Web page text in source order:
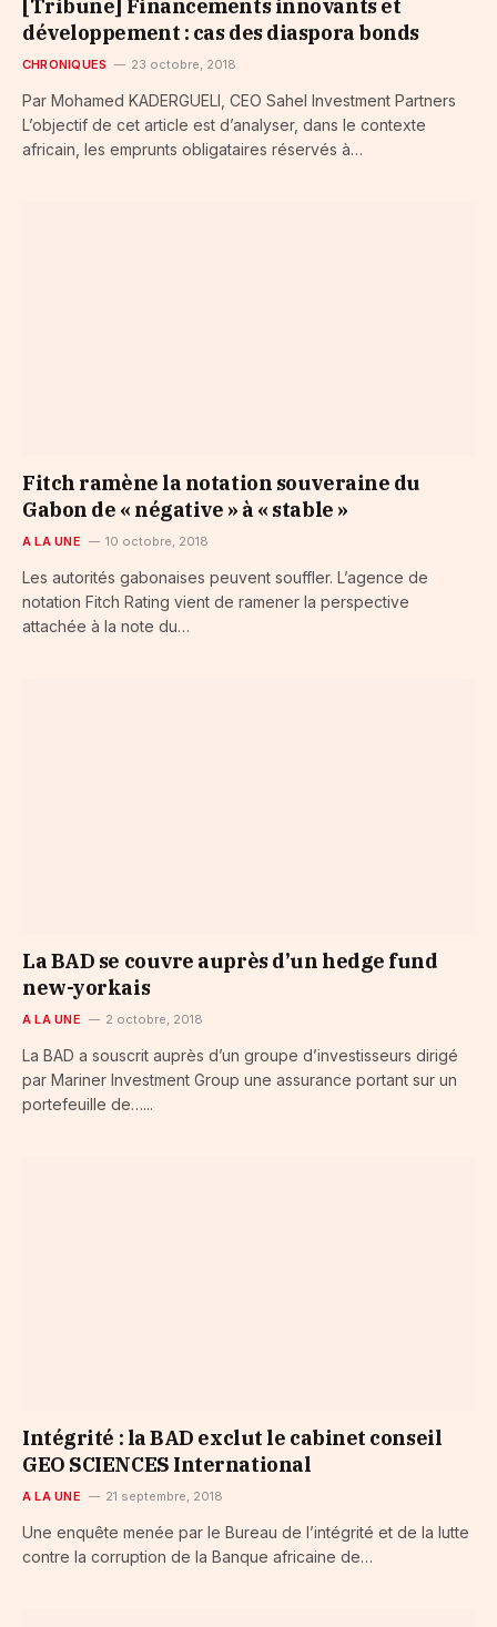
[Tribune] Financements innovants et
développement : cas des diaspora bonds
CHRONIQUES 23 octobre, 2018
Par Mohamed KADERGUELI, CEO Sahel Investment Partners
L’objectif de cet article est d’analyser, dans le contexte
africain, les emprunts obligataires réservés à…
Fitch ramène la notation souveraine du
Gabon de « négative » à « stable »
A LA UNE 10 octobre, 2018
Les autorités gabonaises peuvent souffler. L’agence de
notation Fitch Rating vient de ramener la perspective
attachée à la note du…
La BAD se couvre auprès d’un hedge fund
new-yorkais
A LA UNE 2 octobre, 2018
La BAD a souscrit auprès d’un groupe d’investisseurs dirigé
par Mariner Investment Group une assurance portant sur un
portefeuille de…...
Intégrité : la BAD exclut le cabinet conseil
GEO SCIENCES International
A LA UNE 21 septembre, 2018
Une enquête menée par le Bureau de l’intégrité et de la lutte
contre la corruption de la Banque africaine de…